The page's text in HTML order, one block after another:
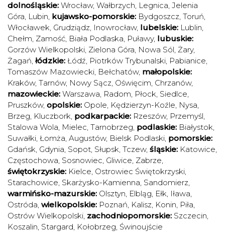
dolnośląskie: Wrocław, Wałbrzych, Legnica, Jelenia
Góra, Lubin, kujawsko-pomorskie: Bydgoszcz, Toruń,
Włocławek, Grudziądz, Inowrocław, lubelskie: Lublin,
Chełm, Zamość, Biała Podlaska, Puławy, lubuskie:
Gorzów Wielkopolski, Zielona Góra, Nowa Sól, Żary,
Żagań, łódzkie: Łódź, Piotrków Trybunalski, Pabianice,
Tomaszów Mazowiecki, Bełchatów, małopolskie:
Kraków, Tarnów, Nowy Sącz, Oświęcim, Chrzanów,
mazowieckie: Warszawa, Radom, Płock, Siedlce,
Pruszków, opolskie: Opole, Kędzierzyn-Koźle, Nysa,
Brzeg, Kluczbork, podkarpackie: Rzeszów, Przemyśl,
Stalowa Wola, Mielec, Tarnobrzeg, podlaskie: Białystok,
Suwałki, Łomża, Augustów, Bielsk Podlaski, pomorskie:
Gdańsk, Gdynia, Sopot, Słupsk, Tczew, śląskie: Katowice,
Częstochowa, Sosnowiec, Gliwice, Zabrze,
świętokrzyskie: Kielce, Ostrowiec Świętokrzyski,
Starachowice, Skarżysko-Kamienna, Sandomierz,
warmińsko-mazurskie: Olsztyn, Elbląg, Ełk, Iława,
Ostróda, wielkopolskie: Poznań, Kalisz, Konin, Piła,
Ostrów Wielkopolski, zachodniopomorskie: Szczecin,
Koszalin, Stargard, Kołobrzeg, Świnoujście